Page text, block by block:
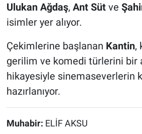
Ulukan Ağdaş, Ant Sütve
isimler yer alıyor.
Çekimlerine başlanan Kantin,
gerilim ve komedi türlerini bir
hikayesiyle sinemaseverlerin
hazırlanıyor.
Muhabir: ELİF AKSU